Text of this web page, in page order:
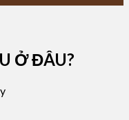
Ở ĐÂU?